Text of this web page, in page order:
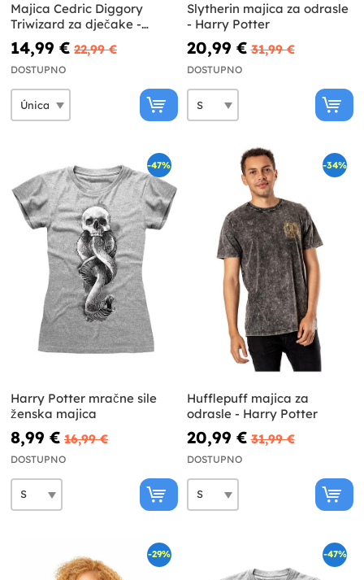
Majica Cedric Diggory
Triwizard za dječake -
Harry Potter
14,99 € 22,99 €
DOSTUPNO
Slytherin majica za odrasle
- Harry Potter
20,99 € 31,99 €
DOSTUPNO
-47%
Harry Potter mračne sile
ženska majica
8,99 € 16,99 €
DOSTUPNO
-34%
Hufflepuff majica za
odrasle - Harry Potter
20,99 € 31,99 €
DOSTUPNO
-29% -47%